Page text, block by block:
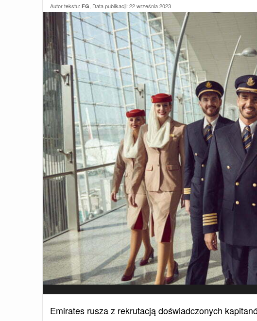
Autor tekstu: FG, Data publikacji: 22 września 2023
Emirates rusza z rekrutacją doświadczonych